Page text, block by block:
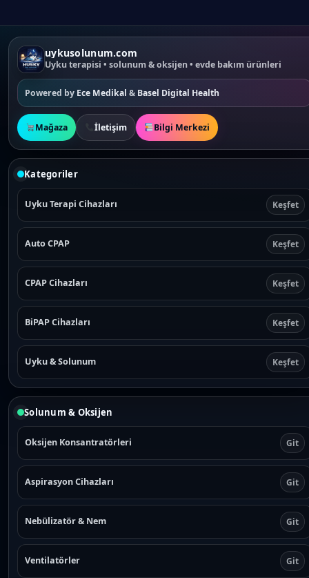
uykusolunum.com
Uyku terapisi • solunum & oksijen • evde bakım ürünleri
Powered by Ece Medikal & Basel Digital Health
Mağaza İletişim Bilgi Merkezi
Kategoriler
Uyku Terapi Cihazları Keşfet
Auto CPAP Keşfet
CPAP Cihazları Keşfet
BiPAP Cihazları Keşfet
Uyku & Solunum Keşfet
Solunum & Oksijen
Oksijen Konsantratörleri Git
Aspirasyon Cihazları Git
Nebülizatör & Nem Git
Ventilatörler Git